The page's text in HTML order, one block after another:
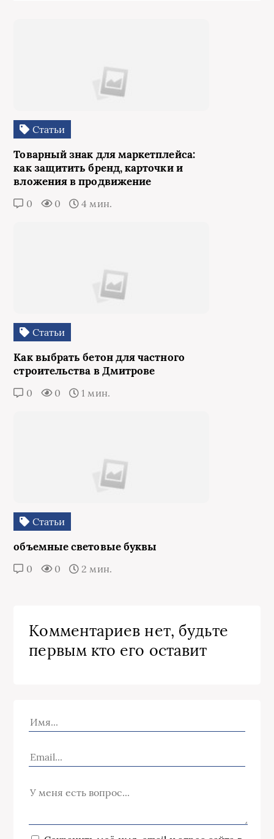
Статьи
Товарный знак для маркетплейса:
как защитить бренд, карточки и
вложения в продвижение
0 0 4 мин.
Статьи
Как выбрать бетон для частного
строительства в Дмитрове
0 0 1 мин.
Статьи
объемные световые буквы
0 0 2 мин.
Комментариев нет, будьте
первым кто его оставит